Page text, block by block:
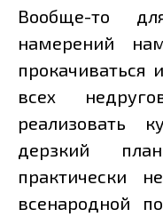
Вообще-то
намерений
прокачиваться
всех
реализовать
дерзкий
практически
всенародной